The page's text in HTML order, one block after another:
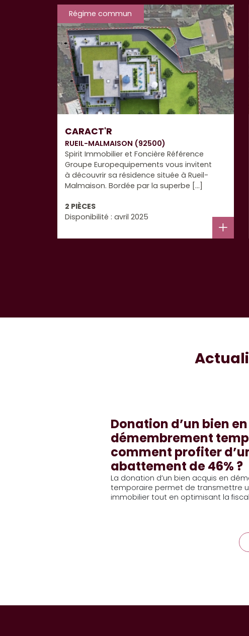
Régime commun
CARACT'R
RUEIL-MALMAISON (92500)
Spirit Immobilier et Foncière Référence
Groupe Europequipements vous invitent
à découvrir sa résidence située à Rueil-
Malmaison. Bordée par la superbe [...]
2 PIÈCES
Disponibilité : avril 2025
Donation d’un bien en
démembrement
comment profiter
abattement de 46% ?
La donation d’un bien acquis en
temporaire permet de transmettre
immobilier tout en optimisant la